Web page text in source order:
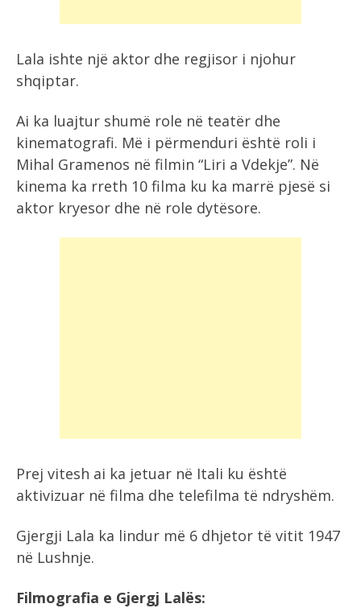
Lala ishte një aktor dhe regjisor i njohur
shqiptar.
Ai ka luajtur shumë role në teatër dhe
kinematografi. Më i përmenduri është roli i
Mihal Gramenos në filmin “Liri a Vdekje”. Në
kinema ka rreth 10 filma ku ka marrë pjesë si
aktor kryesor dhe në role dytësore.
Prej vitesh ai ka jetuar në Itali ku është
aktivizuar në filma dhe telefilma të ndryshëm.
Gjergji Lala ka lindur më 6 dhjetor të vitit 1947
në Lushnje.
Filmografia e Gjergj Lalës: